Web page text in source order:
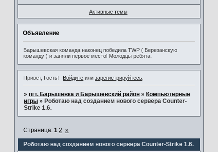
Активные темы
Объявление
Барышевская команда наконец победила TWP ( Березанскую
команду ) и заняли первое место! Молодцы ребята.
Привет, Гость! Войдите илизарегистрируйтесь
» пгт. Барышевка и Барышевский район » Компьютерные
игры » Роботаю над созданием нового сервера Counter-
Strike 1.6.
Роботаю над созданием нового сервера Counter-Strike 1.6.
Страница: 1 2 »